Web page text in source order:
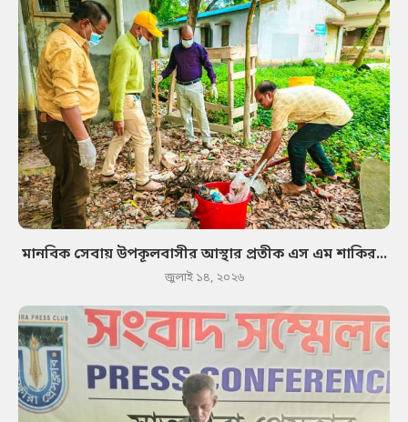
মানবিক সেবায় উপকূলবাসীর আস্থার প্রতীক এস এম শাকির...
জুলাই ১৪, ২০২৬